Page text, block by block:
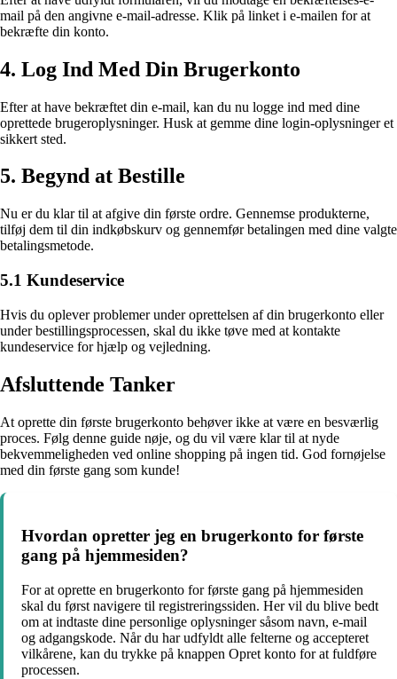
mail på den angivne e-mail-adresse. Klik på linket i e-mailen for at
bekræfte din konto.
4. Log Ind Med Din Brugerkonto
Efter at have bekræftet din e-mail, kan du nu logge ind med dine
oprettede brugeroplysninger. Husk at gemme dine login-oplysninger et
sikkert sted.
5. Begynd at Bestille
Nu er du klar til at afgive din første ordre. Gennemse produkterne,
tilføj dem til din indkøbskurv og gennemfør betalingen med dine valgte
betalingsmetode.
5.1 Kundeservice
Hvis du oplever problemer under oprettelsen af din brugerkonto eller
under bestillingsprocessen, skal du ikke tøve med at kontakte
kundeservice for hjælp og vejledning.
Afsluttende Tanker
At oprette din første brugerkonto behøver ikke at være en besværlig
proces. Følg denne guide nøje, og du vil være klar til at nyde
bekvemmeligheden ved online shopping på ingen tid. God fornøjelse
med din første gang som kunde!
Hvordan opretter jeg en brugerkonto for første
gang på hjemmesiden?
For at oprette en brugerkonto for første gang på hjemmesiden
skal du først navigere til registreringssiden. Her vil du blive bedt
om at indtaste dine personlige oplysninger såsom navn, e-mail
og adgangskode. Når du har udfyldt alle felterne og accepteret
vilkårene, kan du trykke på knappen Opret konto for at fuldføre
processen.